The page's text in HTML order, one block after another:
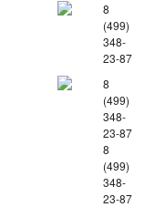
8
(499)
348-
23-87
8
(499)
348-
23-87
8
(499)
348-
23-87